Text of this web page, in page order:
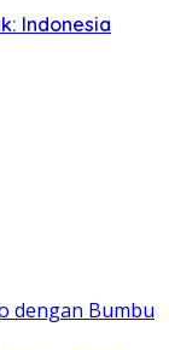
Indonesia